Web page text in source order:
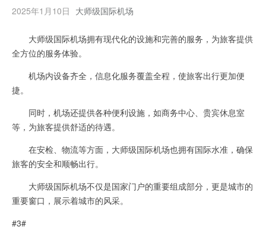
2025年1月10日 大师级国际机场
大师级国际机场拥有现代化的设施和完善的服务，为旅客提供
全方位的服务体验。
机场内设备齐全，信息化服务覆盖全程，使旅客出行更加便
捷。
同时，机场还提供各种便利设施，如商务中心、贵宾休息室
等，为旅客提供舒适的待遇。
在安检、物流等方面，大师级国际机场也拥有国际水准，确保
旅客的安全和顺畅出行。
大师级国际机场不仅是国家门户的重要组成部分，更是城市的
重要窗口，展示着城市的风采。
#3#